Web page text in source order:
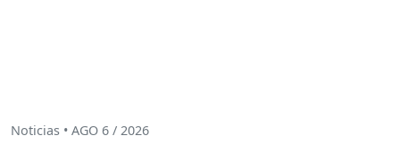
Noticias • AGO 6 / 2026